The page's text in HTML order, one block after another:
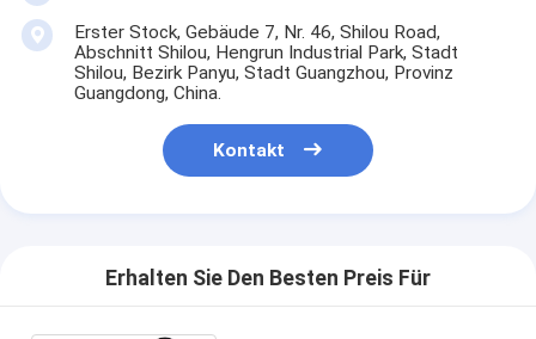
Erster Stock, Gebäude 7, Nr. 46, Shilou Road,
Abschnitt Shilou, Hengrun Industrial Park, Stadt
Shilou, Bezirk Panyu, Stadt Guangzhou, Provinz
Guangdong, China.
Kontakt
Erhalten Sie Den Besten Preis Für